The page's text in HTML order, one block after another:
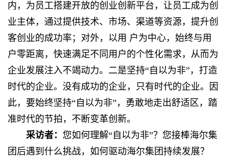
内，为员工搭建开放的创业创新平台，让员工成为创
业主体，通过提供技术、市场、渠道等资源，提升创
客创业的成功率；对外，以用 户为中心，始终与用
户零距离，快速满足不同用户的个性化需求，从而为
企业发展注入不竭动力。二是坚持“自以为非”，打造
时代的企业。没有成功的企业，只有时代的企业。因
此，要始终坚持“自以为非”，勇敢地走出舒适区，踏
准时代的节拍，不断变革创新。
采访者： 您如何理解“自以为非”？您接棒海尔集
团后遇到什么挑战，如何驱动海尔集团持续发展？